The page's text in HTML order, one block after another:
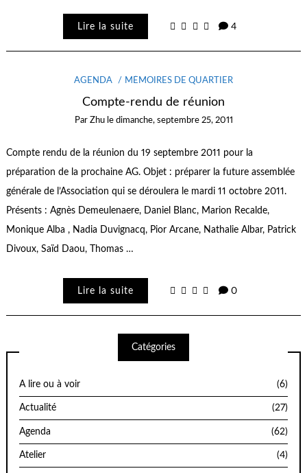
Lire la suite 4
AGENDA MÉMOIRES DE QUARTIER
Compte-rendu de réunion
Par Zhu le dimanche, septembre 25, 2011
Compte rendu de la réunion du 19 septembre 2011 pour la
préparation de la prochaine AG. Objet : préparer la future assemblée
générale de l’Association qui se déroulera le mardi 11 octobre 2011.
Présents : Agnès Demeulenaere, Daniel Blanc, Marion Recalde,
Monique Alba , Nadia Duvignacq, Pior Arcane, Nathalie Albar, Patrick
Divoux, Saïd Daou, Thomas …
Lire la suite 0
Catégories
A lire ou à voir (6)
Actualité (27)
Agenda (62)
Atelier (4)